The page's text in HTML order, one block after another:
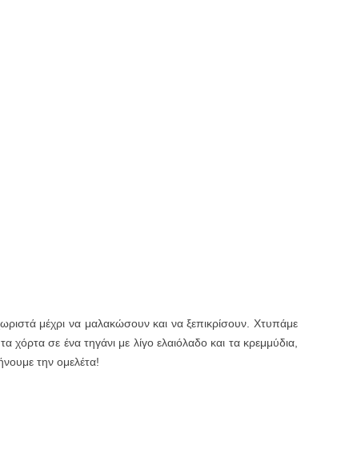
μέχρι να μαλακώσουν και να ξεπικρίσουν. Χτυπάμε
σε ένα τηγάνι με λίγο ελαιόλαδο και τα κρεμμύδια,
την ομελέτα!